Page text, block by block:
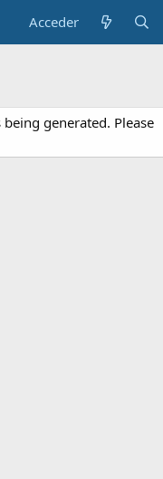
Acceder
generated. Please